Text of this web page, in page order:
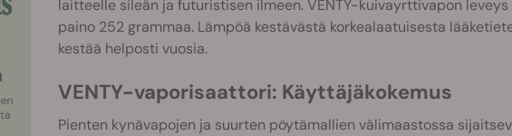
laitteelle sileän ja futuristisen ilmeen. VENTY-kuivayrttivapon leveys
paino 252 grammaa. Lämpöä kestävästä korkealaatuisesta
kestää helposti vuosia.
VENTY-vaporisaattori: Käyttäjäkokemus
Pienten kynävapojen ja suurten pöytämallien välimaastossa